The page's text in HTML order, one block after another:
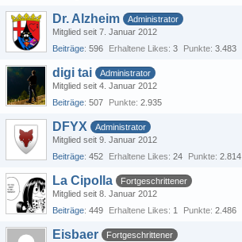
Dr. Alzheim
Administrator
Mitglied seit 7. Januar 2012
Beiträge 596 Erhaltene Likes 3 Punkte 3.483
digi tai
Administrator
Mitglied seit 4. Januar 2012
Beiträge 507 Punkte 2.935
DFYX
Administrator
Mitglied seit 9. Januar 2012
Beiträge 452 Erhaltene Likes 24 Punkte 2.814
La Cipolla
Fortgeschrittener
Mitglied seit 8. Januar 2012
Beiträge 449 Erhaltene Likes 1 Punkte 2.486
Eisbaer
Fortgeschrittener